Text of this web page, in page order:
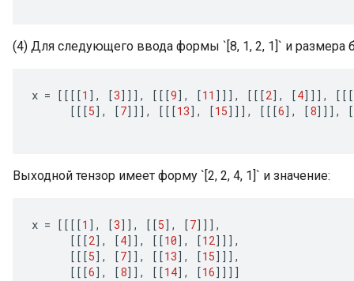
(4) Для следующего ввода формы `[8, 1, 2, 1]` и размера
x = [[[[1 ] , [3]]] , [[[9] , [11 ]]] , [[[2] , [4]]] ,
[[[
[[[5] , [7]]] , [[[13] , [15]]] , [[[6] , [8]]] ,
Выходной тензор имеет форму `[2, 2, 4, 1]` и значение:
x = [[[[1 ] , [3]] , [[5] , [7]]] ,
[[[2] , [4]] , [[10] , [12]]] ,
[[[5] , [7]] , [[13] , [15]]] ,
[[[6] , [8]] , [[14] , [16]]]]